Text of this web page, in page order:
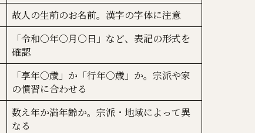
故人の生前のお名前。漢字の字体に注意
「令和○年○月○日」など、表記の形式を
確認
「享年○歳」か「行年○歳」か。宗派や家
の慣習に合わせる
数え年か満年齢か。宗派・地域によって異
なる